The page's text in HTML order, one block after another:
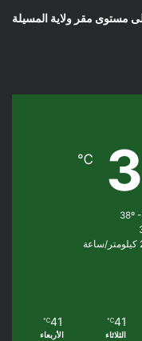
مستوى مقر ولاية المسيلة
℃
41
℃
الثلاثاء
41
℃
الأربعاء